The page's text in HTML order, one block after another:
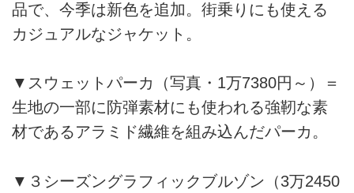
品で、今季は新色を追加。街乗りにも使える
カジュアルなジャケット。
▼スウェットパーカ（写真・1万7380円～）＝
生地の一部に防弾素材にも使われる強靭な素
材であるアラミド繊維を組み込んだパーカ。
▼３シーズングラフィックブルゾン（3万2450